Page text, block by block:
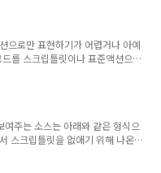
다. EL 함수를 사용하기 위해서는
, 메소드와 EL에서 호출할 메소
코딩한다. 4. 함수를 호출하는 EL
처럼 작성할 수 있다. * DiceR..
으로만 표현하기가 어렵거나 아예
를 스크립틀릿이나 표준액션으로
것이다. public void
= new foo.Person();
dog.setName("spike");
p); RequestDi..
주는 소스는 아래와 같은 형식으
스크립틀릿을 없애기 위해 나온
로 표현하자면 아래와 같이 할 수